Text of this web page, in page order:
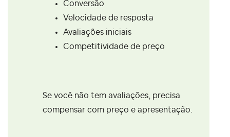
Conversão
Velocidade de resposta
Avaliações iniciais
Competitividade de preço
Se você não tem avaliações, precisa
compensar com preço e apresentação.